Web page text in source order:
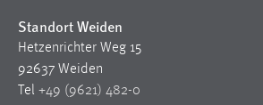
Standort Weiden
Hetzenrichter Weg 15
92637 Weiden
Tel +49 (9621) 482-0